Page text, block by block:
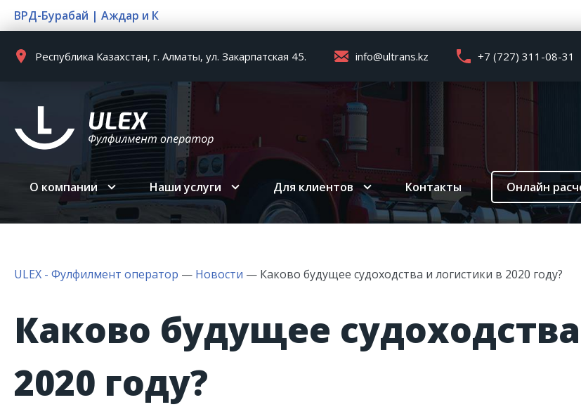
ВРД-Бурабай | Аждар и К
Республика Казахстан, г. Алматы, ул. Закарпатская 45. info@ultrans.kz +7 (727) 311-08-31
О компании Наши услуги Для клиентов Контакты Онлайн
ULEX - Фулфилмент оператор — Новости — Каково будущее судоходства и логистики в 2020 году?
Каково будущее
2020 году?